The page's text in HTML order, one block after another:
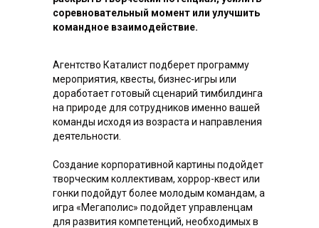
соревновательный момент или улучшить
командное взаимодействие.
Агентство Каталист подберет программу
мероприятия, квесты, бизнес-игры или
доработает готовый сценарий тимбилдинга
на природе для сотрудников именно вашей
команды исходя из возраста и направления
деятельности.
Создание корпоративной картины подойдет
творческим коллективам, хоррор-квест или
гонки подойдут более молодым командам, а
игра «Мегаполис» подойдет управленцам
для развития компетенций, необходимых в
Полезныеподарки